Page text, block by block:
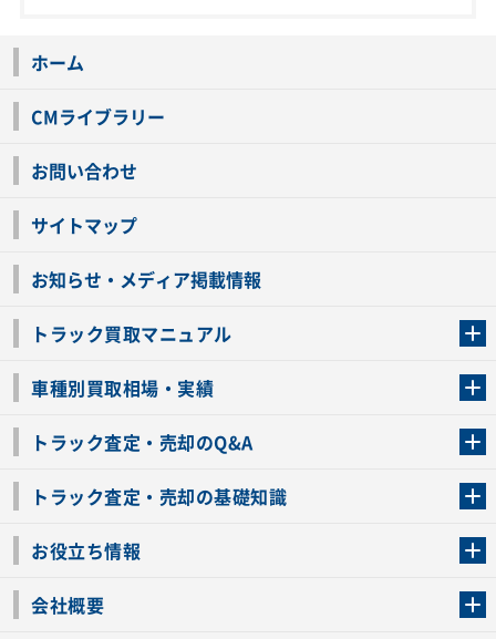
ホーム
CMライブラリー
お問い合わせ
サイトマップ
お知らせ・メディア掲載情報
トラック買取マニュアル
車種別買取相場・実績
トラック査定・売却のQ&A
トラック査定・売却の基礎知識
お役立ち情報
会社概要